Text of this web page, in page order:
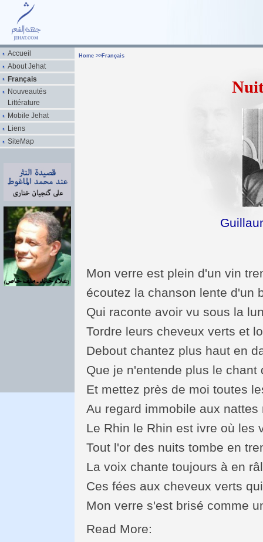
Accueil
About Jehat
Français
Nouveautés
Littérature
Mobile Jehat
Liens
SiteMap
Home >> Français
Mon verre est plein d'un vin
écoutez la chanson lente d'un
Qui raconte avoir vu sous la
Tordre leurs cheveux verts et
Debout chantez plus haut en
Que je n'entende plus le chant
Et mettez près de moi toutes
Au regard immobile aux nattes
Le Rhin le Rhin est ivre où les
Tout l'or des nuits tombe en
La voix chante toujours à en
Ces fées aux cheveux verts
Mon verre s'est brisé comme
Read More: